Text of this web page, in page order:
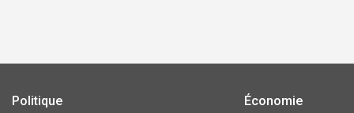
Politique
Économie